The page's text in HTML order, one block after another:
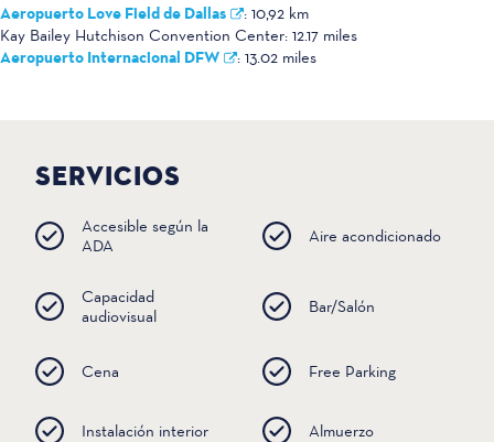
Aeropuerto Love Field de Dallas : 10,92 km
Kay Bailey Hutchison Convention Center: 12.17 miles
Aeropuerto Internacional DFW : 13.02 miles
SERVICIOS
Accesible según la
ADA
Aire acondicionado
Capacidad
audiovisual
Bar/Salón
Cena Free Parking
Instalación interior Almuerzo